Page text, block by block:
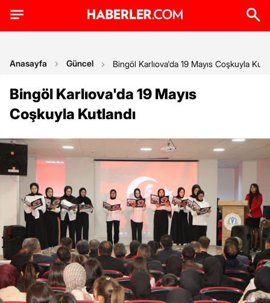
Anasayfa Güncel Bingöl Karlıova'da 19 Mayıs Coşkuyla
Bingöl Karlıova'da 19 Mayıs
Coşkuyla Kutlandı